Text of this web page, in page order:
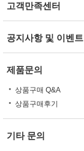
고객만족센터
공지사항 및 이벤트
제품문의
상품구매 Q&A
상품구매후기
기타 문의